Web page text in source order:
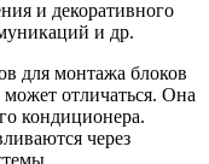
и декоративного
и др.
для монтажа блоков
отличаться. Она
кондиционера.
через